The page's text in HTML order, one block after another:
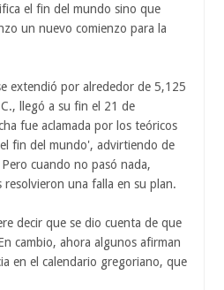
el fin del mundo sino que
un nuevo comienzo para la
extendió por alrededor de 5,125
llegó a su fin el 21 de
fue aclamada por los teóricos
fin del mundo', advirtiendo de
cuando no pasó nada,
resolvieron una falla en su plan.
decir que se dio cuenta de que
cambio, ahora algunos afirman
en el calendario gregoriano, que